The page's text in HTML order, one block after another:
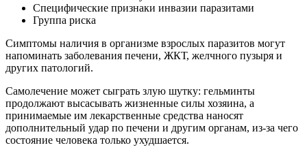
Специфические признаки инвазии паразитами
Группа риска
Симптомы наличия в организме взрослых паразитов могут
напоминать заболевания печени, ЖКТ, желчного пузыря и
других патологий.
Самолечение может сыграть злую шутку: гельминты
продолжают высасывать жизненные силы хозяина, а
принимаемые им лекарственные средства наносят
дополнительный удар по печени и другим органам, из-за чего
состояние человека только ухудшается.